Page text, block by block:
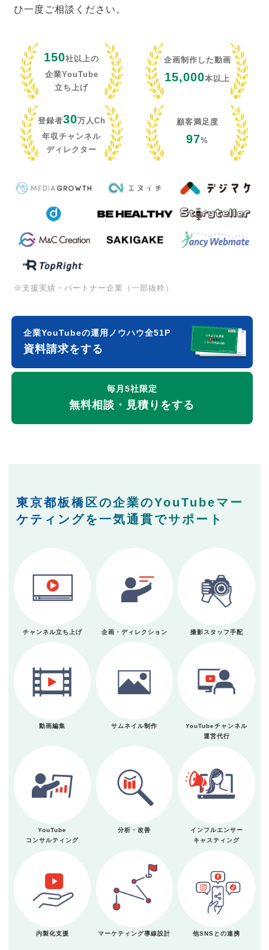
ひ一度ご相談ください。
150社以上の
企業YouTube
立ち上げ
企画制作した動画
15,000本以上
登録者30万人Ch
年収チャンネル
ディレクター
顧客満足度
97%
※支援実績・パートナー企業（一部抜粋）
企業YouTubeの運用ノウハウ全51P
資料請求をする
毎月5社限定
無料相談・見積りをする
東京都板橋区の企業のYouTubeマー
ケティングを一気通貫でサポート
チャンネル立ち上げ 企画・ディレクション 撮影スタッフ手配
動画編集 サムネイル制作
YouTubeチャンネル
運営代行
YouTube
コンサルティング
分析・改善
インフルエンサー
キャスティング
内製化支援 マーケティング導線設計 他SNSとの連携